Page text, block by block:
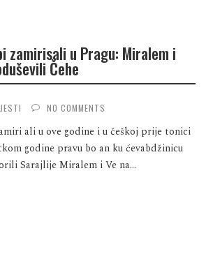
zamirisali u Pragu: Miralem i
Čehe
NO COMMENTS
ali u ove godine i u češkoj prije tonici
godine pravu bo an ku ćevabdžinicu
Sarajlije Miralem i Ve na...